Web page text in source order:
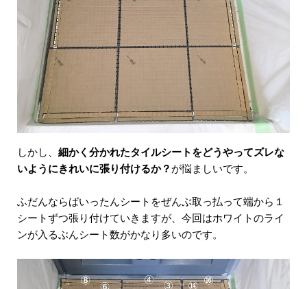
しかし、 細かく分かれたタイルシートをどうやってズレな
いようにきれいに張り付けるか？ が悩ましいです。
ふだんならばいったんシートをぜんぶ取っ払って端から１
シートずつ張り付けていきますが、今回はホワイトのライ
ンが入るぶんシート数がかなり多いのです。